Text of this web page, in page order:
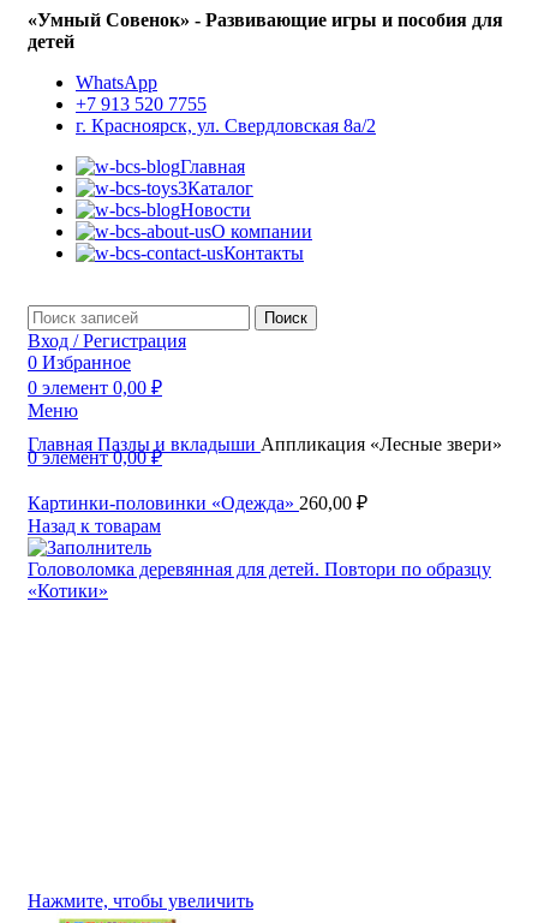
«Умный Совенок» - Развивающие игры и пособия для
детей
WhatsApp
+7 913 520 7755
г. Красноярск, ул. Свердловская 8а/2
Главная
Каталог
Новости
О компании
Контакты
Поиск
Вход / Регистрация
0 Избранное
0 элемент 0,00 ₽
Меню
0элемент 0,00₽
Главная Пазлы и вкладыши Aппликация «Лесные звери»
Картинки-половинки «Одежда» 260,00 ₽
Назад к товарам
Головоломка деревянная для детей. Повтори по образцу
«Котики»
Нажмите, чтобы увеличить